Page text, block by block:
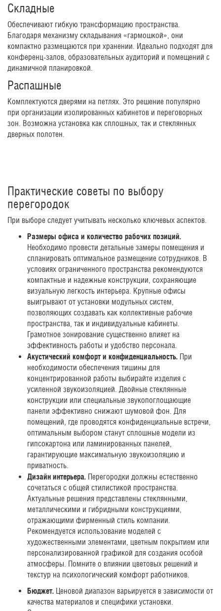
Складные
Обеспечивают гибкую трансформацию пространства.
Благодаря механизму складывания «гармошкой», они
компактно размещаются при хранении. Идеально подходят для
конференц-залов, образовательных аудиторий и помещений с
динамичной планировкой.
Распашные
Комплектуются дверями на петлях. Это решение популярно
при организации изолированных кабинетов и переговорных
зон. Возможна установка как сплошных, так и стеклянных
дверных полотен.
Практические советы по выбору
перегородок
При выборе следует учитывать несколько ключевых аспектов.
Размеры офиса и количество рабочих позиций.
Необходимо провести детальные замеры помещения и
спланировать оптимальное размещение сотрудников. В
условиях ограниченного пространства рекомендуются
компактные и надежные конструкции, сохраняющие
визуальную легкость интерьера. Крупные офисы
выигрывают от установки модульных систем,
позволяющих создавать как коллективные рабочие
пространства, так и индивидуальные кабинеты.
Грамотное зонирование существенно влияет на
эффективность работы и удобство персонала.
Акустический комфорт и конфиденциальность. При
необходимости обеспечения тишины для
концентрированной работы выбирайте изделия с
усиленной звукоизоляцией. Двойные стеклянные
конструкции или специальные звукопоглощающие
панели эффективно снижают шумовой фон. Для
помещений, где проводятся конфиденциальные встречи,
оптимальным выбором станут сплошные модели из
гипсокартона или ламинированных панелей,
гарантирующие максимальную звукоизоляцию и
приватность.
Дизайн интерьера. Перегородки должны естественно
сочетаться с общей стилистикой пространства.
Актуальные решения представлены стеклянными,
металлическими и гибридными конструкциями,
отражающими фирменный стиль компании.
Рекомендуется использование моделей с
художественными элементами, цветным покрытием или
персонализированной графикой для создания особой
атмосферы. Помните о влиянии цветовых решений и
текстур на психологический комфорт работников.
Бюджет. Ценовой диапазон варьируется в зависимости от
качества материалов и специфики установки.